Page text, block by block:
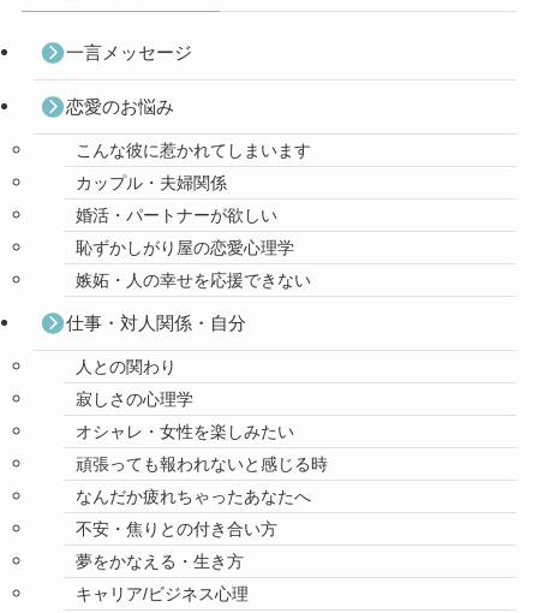
一言メッセージ
恋愛のお悩み
こんな彼に惹かれてしまいます
カップル・夫婦関係
婚活・パートナーが欲しい
恥ずかしがり屋の恋愛心理学
嫉妬・人の幸せを応援できない
仕事・対人関係・自分
人との関わり
寂しさの心理学
オシャレ・女性を楽しみたい
頑張っても報われないと感じる時
なんだか疲れちゃったあなたへ
不安・焦りとの付き合い方
夢をかなえる・生き方
キャリア/ビジネス心理